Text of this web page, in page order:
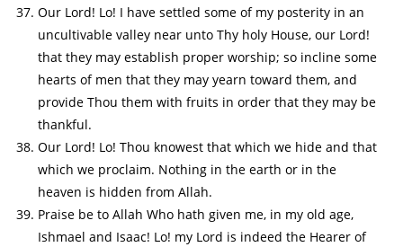
Our Lord! Lo! I have settled some of my posterity in an
uncultivable valley near unto Thy holy House, our Lord!
that they may establish proper worship; so incline some
hearts of men that they may yearn toward them, and
provide Thou them with fruits in order that they may be
thankful.
Our Lord! Lo! Thou knowest that which we hide and that
which we proclaim. Nothing in the earth or in the
heaven is hidden from Allah.
Praise be to Allah Who hath given me, in my old age,
Ishmael and Isaac! Lo! my Lord is indeed the Hearer of